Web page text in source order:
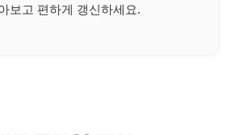
보고 편하게 갱신하세요.